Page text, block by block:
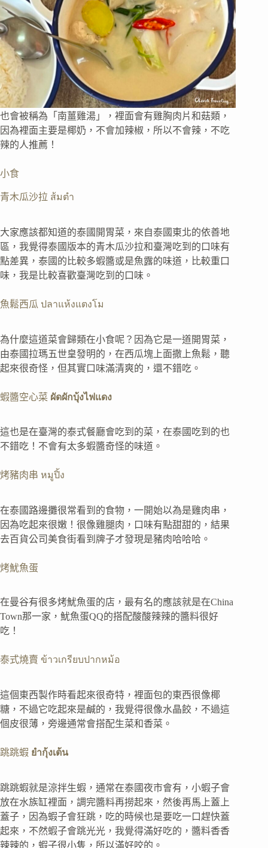
也會被稱為「南薑雞湯」，裡面會有雞胸肉片和菇類，
因為裡面主要是椰奶，不會加辣椒，所以不會辣，不吃
辣的人推薦！
小食
青木瓜沙拉 ส้มตำ
大家應該都知道的泰國開胃菜，來自泰國東北的依善地
區，我覺得泰國版本的青木瓜沙拉和臺灣吃到的口味有
點差異，泰國的比較多蝦醬或是魚露的味道，比較重口
味，我是比較喜歡臺灣吃到的口味。
魚鬆西瓜 ปลาแห้งแตงโม
為什麼這道菜會歸類在小食呢？因為它是一道開胃菜，
由泰國拉瑪五世皇發明的，在西瓜塊上面撒上魚鬆，聽
起來很奇怪，但其實口味滿清爽的，還不錯吃。
蝦醬空心菜 ผัดผักบุ้งไฟแดง
這也是在臺灣的泰式餐廳會吃到的菜，在泰國吃到的也
不錯吃！不會有太多蝦醬奇怪的味道。
烤豬肉串 หมูปิ้ง
在泰國路邊攤很常看到的食物，一開始以為是雞肉串，
因為吃起來很嫩！很像雞腿肉，口味有點甜甜的，結果
去百貨公司美食街看到牌子才發現是豬肉哈哈哈。
烤魷魚蛋
在曼谷有很多烤魷魚蛋的店，最有名的應該就是在China
Town那一家，魷魚蛋QQ的搭配酸酸辣辣的醬料很好
吃！
泰式燒賣 ข้าวเกรียบปากหม้อ
這個東西製作時看起來很奇特，裡面包的東西很像椰
糖，不過它吃起來是鹹的，我覺得很像水晶餃，不過這
個皮很薄，旁邊通常會搭配生菜和香菜。
跳跳蝦 ยำกุ้งเต้น
跳跳蝦就是涼拌生蝦，通常在泰國夜市會有，小蝦子會
放在水族缸裡面，調完醬料再撈起來，然後再馬上蓋上
蓋子，因為蝦子會狂跳，吃的時候也是要吃一口趕快蓋
起來，不然蝦子會跳光光，我覺得滿好吃的，醬料香香
辣辣的，蝦子很小隻，所以滿好咬的。